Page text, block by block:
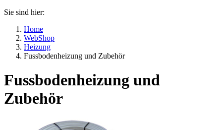
Sie sind hier:
Home
WebShop
Heizung
Fussbodenheizung und Zubehör
Fussbodenheizung und
Zubehör